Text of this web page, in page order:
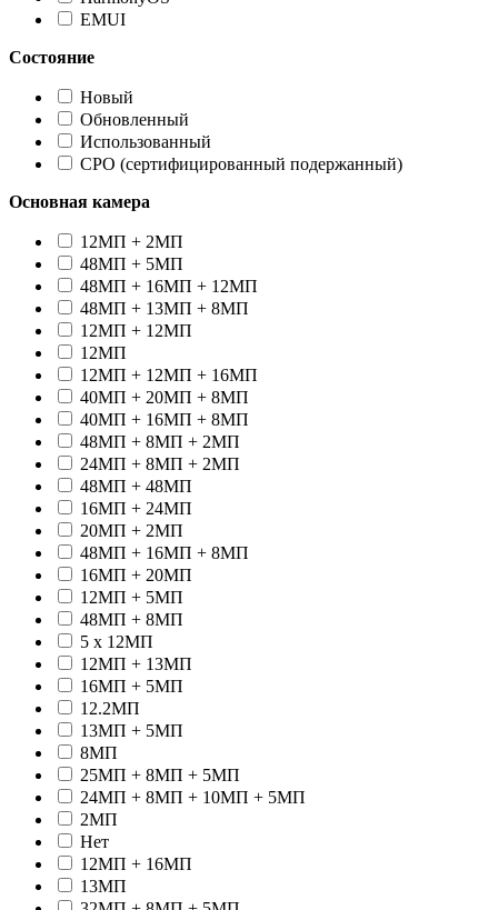
EMUI
Состояние
Новый
Oбновленный
Использованный
CPO (сертифицированный подержанный)
Основная камера
12МП + 2МП
48МП + 5МП
48МП + 16МП + 12МП
48МП + 13МП + 8МП
12МП + 12МП
12МП
12МП + 12МП + 16МП
40МП + 20МП + 8МП
40МП + 16МП + 8МП
48МП + 8МП + 2МП
24МП + 8МП + 2МП
48МП + 48МП
16МП + 24МП
20МП + 2МП
48МП + 16МП + 8МП
16МП + 20МП
12МП + 5МП
48МП + 8МП
5 x 12МП
12МП + 13МП
16МП + 5МП
12.2МП
13МП + 5МП
8МП
25МП + 8МП + 5МП
24МП + 8МП + 10МП + 5МП
2МП
Hет
12МП + 16МП
13МП